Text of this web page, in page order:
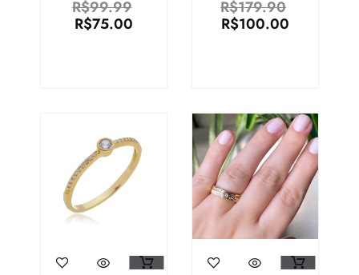
R$99.99
R$75.00
– N°18
R$179.90
R$100.00